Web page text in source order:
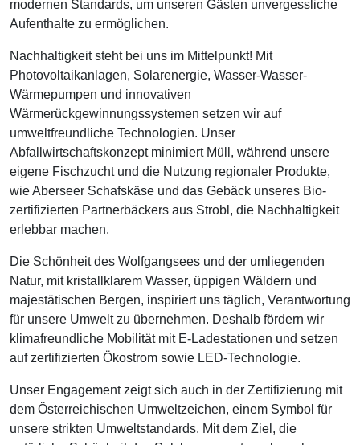
modernen Standards, um unseren Gästen unvergessliche
Aufenthalte zu ermöglichen.
Nachhaltigkeit steht bei uns im Mittelpunkt! Mit
Photovoltaikanlagen, Solarenergie, Wasser-Wasser-
Wärmepumpen und innovativen
Wärmerückgewinnungssystemen setzen wir auf
umweltfreundliche Technologien. Unser
Abfallwirtschaftskonzept minimiert Müll, während unsere
eigene Fischzucht und die Nutzung regionaler Produkte,
wie Aberseer Schafskäse und das Gebäck unseres Bio-
zertifizierten Partnerbäckers aus Strobl, die Nachhaltigkeit
erlebbar machen.
Die Schönheit des Wolfgangsees und der umliegenden
Natur, mit kristallklarem Wasser, üppigen Wäldern und
majestätischen Bergen, inspiriert uns täglich, Verantwortung
für unsere Umwelt zu übernehmen. Deshalb fördern wir
klimafreundliche Mobilität mit E-Ladestationen und setzen
auf zertifizierten Ökostrom sowie LED-Technologie.
Unser Engagement zeigt sich auch in der Zertifizierung mit
dem Österreichischen Umweltzeichen, einem Symbol für
unsere strikten Umweltstandards. Mit dem Ziel, die